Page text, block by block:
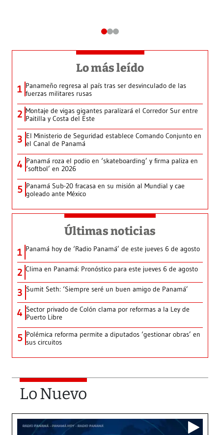
Lo más leído
1 Panameño regresa al país tras ser desvinculado de las
fuerzas militares rusas
2 Montaje de vigas gigantes paralizará el Corredor Sur entre
Paitilla y Costa del Este
3 El Ministerio de Seguridad establece Comando Conjunto en
el Canal de Panamá
4 Panamá roza el podio en ‘skateboarding’ y firma paliza en
‘softbol’ en 2026
5 Panamá Sub-20 fracasa en su misión al Mundial y cae
goleado ante México
Últimas noticias
1 Panamá hoy de ‘Radio Panamá’ de este jueves 6 de agosto
2 Clima en Panamá: Pronóstico para este jueves 6 de agosto
3 Sumit Seth: ‘Siempre seré un buen amigo de Panamá’
4 Sector privado de Colón clama por reformas a la Ley de
Puerto Libre
5 Polémica reforma permite a diputados ‘gestionar obras’ en
sus circuitos
Lo Nuevo